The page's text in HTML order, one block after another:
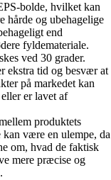
bolde, hvilket kan
hårde og ubehagelige
end
fyldemateriale.
ved 30 grader.
ekstra tid og besvær at
på markedet kan
er lavet af
produktets
være en ulempe, da
om, hvad de faktisk
mere præcise og